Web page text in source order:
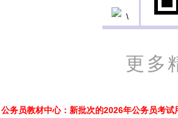
更多
公务员教材中心：新批次的2026年公务员考试